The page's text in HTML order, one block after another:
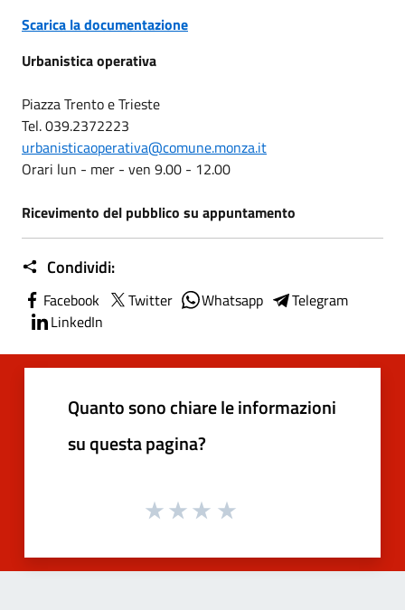
Scarica la documentazione
Urbanistica operativa
Piazza Trento e Trieste
Tel. 039.2372223
urbanisticaoperativa@comune.monza.it
Orari lun - mer - ven 9.00 - 12.00
Ricevimento del pubblico su appuntamento
Condividi:
Facebook Twitter Whatsapp
Telegram
LinkedIn
Quanto sono chiare le informazioni
su questa pagina?